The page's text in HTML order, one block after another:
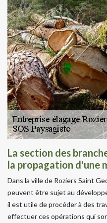
La section des
la propagation d'une
Dans la ville de Roziers Saint
peuvent être sujet au
il est utile de procéder à des
effectuer ces opérations qui